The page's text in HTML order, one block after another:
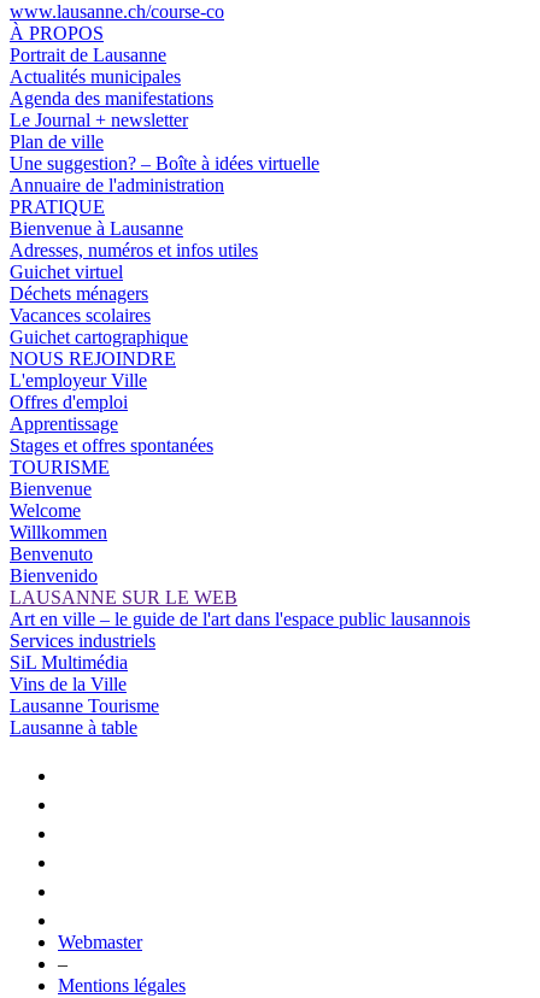
www.lausanne.ch/course-co
À PROPOS
Portrait de Lausanne
Actualités municipales
Agenda des manifestations
Le Journal + newsletter
Plan de ville
Une suggestion? – Boîte à idées virtuelle
Annuaire de l'administration
PRATIQUE
Bienvenue à Lausanne
Adresses, numéros et infos utiles
Guichet virtuel
Déchets ménagers
Vacances scolaires
Guichet cartographique
NOUS REJOINDRE
L'employeur Ville
Offres d'emploi
Apprentissage
Stages et offres spontanées
TOURISME
Bienvenue
Welcome
Willkommen
Benvenuto
Bienvenido
LAUSANNE SUR LE WEB
Art en ville – le guide de l'art dans l'espace public lausannois
Services industriels
SiL Multimédia
Vins de la Ville
Lausanne Tourisme
Lausanne à table
Webmaster
–
Mentions légales